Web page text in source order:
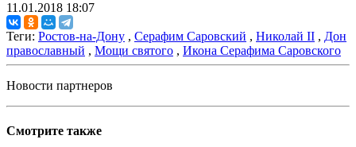
11.01.2018 18:07
Теги: Ростов-на-Дону , Серафим Саровский , Николай II , Дон
православный , Мощи святого , Икона Серафима Саровского
Новости партнеров
Смотрите также